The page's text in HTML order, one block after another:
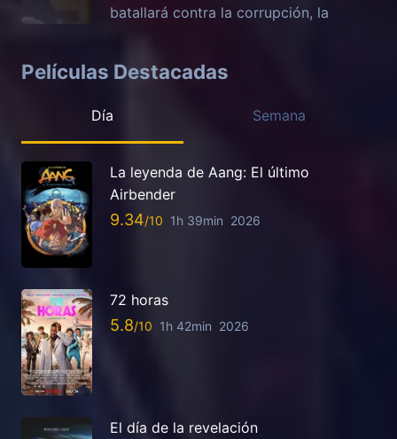
batallará contra la corrupción, la
Películas Destacadas
Día Semana
La leyenda de Aang: El último
Airbender
9.34 1h 39min 2026
72 horas
5.8 1h 42min 2026
El día de la revelación